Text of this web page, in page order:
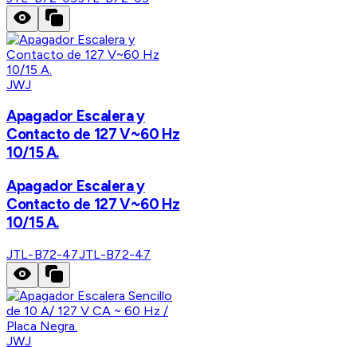
JWJ
Apagador Escalera y
Contacto de 127 V~60 Hz
10/15 A.
Apagador Escalera y
Contacto de 127 V~60 Hz
10/15 A.
JTL-B72-47JTL-B72-47
JWJ